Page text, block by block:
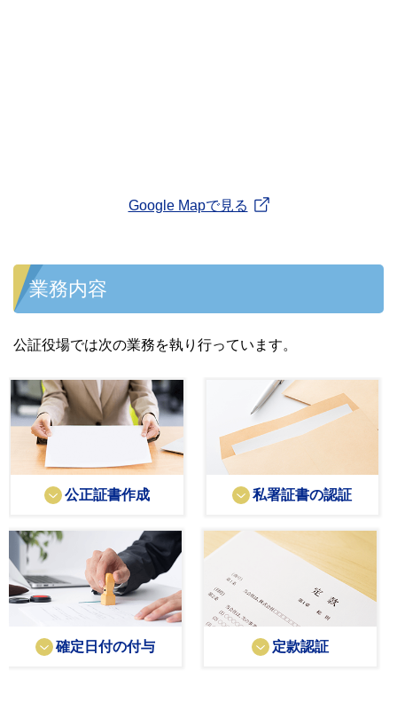
Google Mapで見る
業務内容
公証役場では次の業務を執り行っています。
公正証書作成 私署証書の認証
確定日付の付与 定款認証